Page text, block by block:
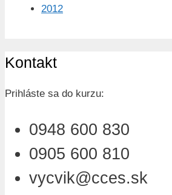
2012
Kontakt
Prihláste sa do kurzu:
0948 600 830
0905 600 810
vycvik@cces.sk